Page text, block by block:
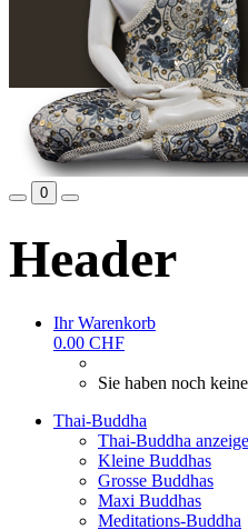
0
Header
Ihr Warenkorb
0.00 CHF
Sie haben noch
Thai-Buddha
Thai-Buddha
Kleine Buddhas
Grosse Buddhas
Maxi Buddhas
Meditations-Buddha